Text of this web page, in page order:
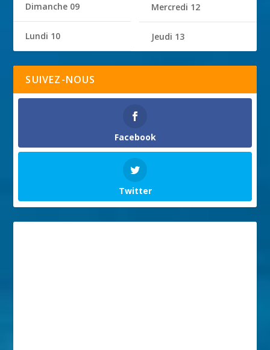
Dimanche 09
Lundi 10
Mercredi 12
Jeudi 13
SUIVEZ-NOUS
Facebook
Twitter